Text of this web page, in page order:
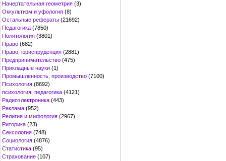
Начертательная геометрия (3)
Оккультизм и уфология (8)
Остальные рефераты (21692)
Педагогика (7850)
Политология (3801)
Право (682)
Право, юриспруденция (2881)
Предпринимательство (475)
Прикладные науки (1)
Промышленность, производство (7100)
Психология (8692)
психология, педагогика (4121)
Радиоэлектроника (443)
Реклама (952)
Религия и мифология (2967)
Риторика (23)
Сексология (748)
Социология (4876)
Статистика (95)
Страхование (107)